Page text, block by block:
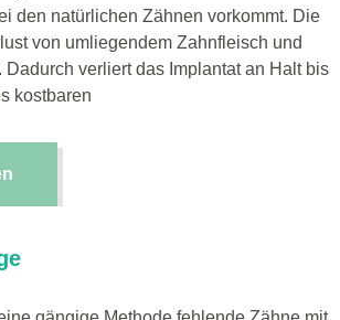
den natürlichen Zähnen vorkommt. Die
von umliegendem Zahnfleisch und
Dadurch verliert das Implantat an Halt bis
kostbaren